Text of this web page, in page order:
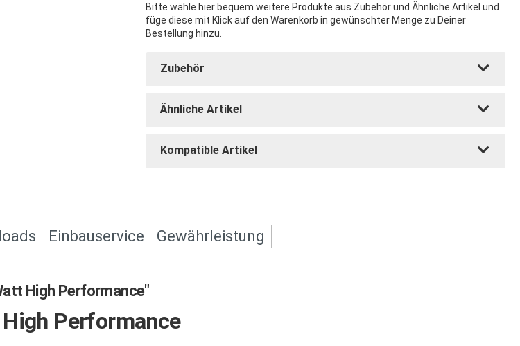
Bitte wähle hier bequem weitere Produkte aus Zubehör und Ähnliche Artikel und
füge diese mit Klick auf den Warenkorb in gewünschter Menge zu Deiner
Bestellung hinzu.
Zubehör
Ähnliche Artikel
Kompatible Artikel
Einbauservice Gewährleistung
High Performance"
Performance